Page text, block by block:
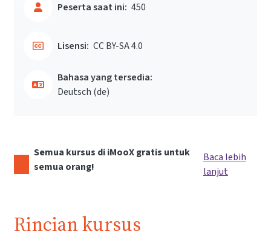
Peserta saat ini: 450
Lisensi: CC BY-SA 4.0
Bahasa yang tersedia:
Deutsch ‎(de)‎
Semua kursus di iMooX gratis untuk
semua orang!
Baca lebih
lanjut
Rincian kursus